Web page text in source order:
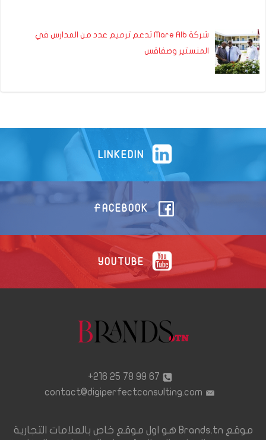
شركة Mare Alb تدعم ترميم عدد من المدارس في
المنستير وصفاقس
LINKEDIN
FACEBOOK
YOUTUBE
67 99 78 25 216+
contact@digiperfectconsulting.com
موقع Brands.tn هو اول موقع خاص بالعلامات التجارية